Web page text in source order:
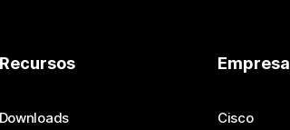
Recursos
Downloads
Empresa
Cisco